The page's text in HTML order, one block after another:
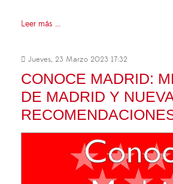
Leer más ...
Jueves, 23 Marzo 2023 17:32
CONOCE MADRID:
DE MADRID Y